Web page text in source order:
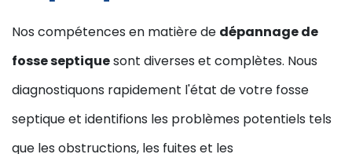
Nos compétences en matière de dépannage de
fosse septiquesont diverses et complètes. Nous
diagnostiquons rapidement l'état de votre fosse
septique et identifions les problèmes potentiels tels
que les obstructions, les fuites et les